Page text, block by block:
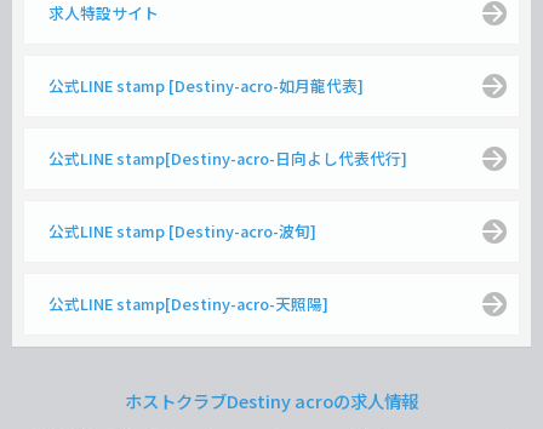
求人特設サイト
公式LINE stamp [Destiny-acro-如月龍代表]
公式LINE stamp[Destiny-acro-日向よし代表代行]
公式LINE stamp [Destiny-acro-波旬]
公式LINE stamp[Destiny-acro-天照陽]
ホストクラブDestiny acroの求人情報